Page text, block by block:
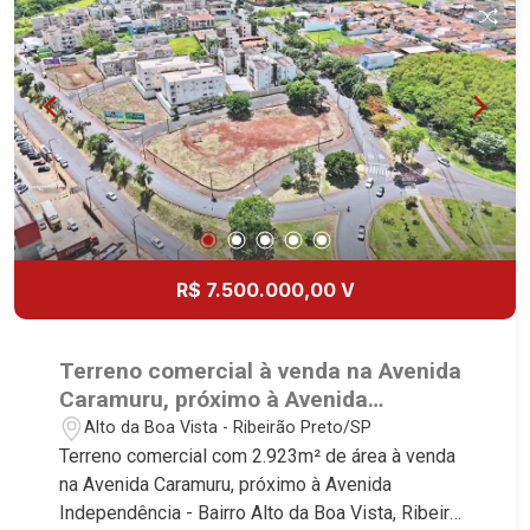
desde 2000. Especialistas em Venda, Locação e
Lançamentos! Avenida João Fiúsa, 1051 - Alto da
Boa Vista | Ribeirão Preto.
R$ 7.500.000,00 V
Terreno comercial à venda na Avenida
Caramuru, próximo à Avenida
Independência - Ribeirão Preto/SP.
Alto da Boa Vista - Ribeirão Preto/SP
Terreno comercial com 2.923m² de área à venda
na Avenida Caramuru, próximo à Avenida
Independência - Bairro Alto da Boa Vista, Ribeirão